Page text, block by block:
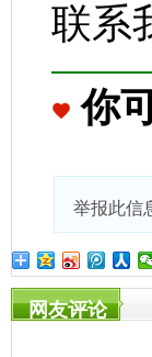
联系
你
举报此信
网友评论